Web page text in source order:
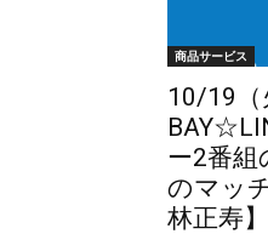
商品サービス
10/19（
ー2番組
のマッ
林正寿】